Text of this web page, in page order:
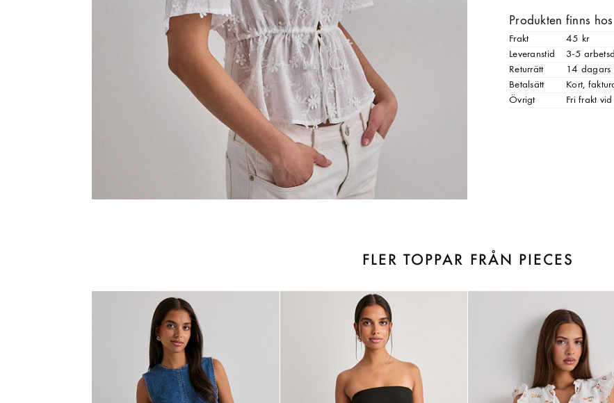
Produkten finns
Frakt
45 kr
Leveranstid
3-5
Returrätt
14 dagars
Betalsätt
Kort,
Övrigt
Fri frakt
FLER TOPPAR FRÅN PIECES